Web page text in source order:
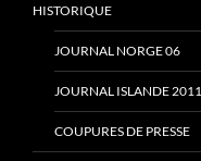
HISTORIQUE
JOURNAL NORGE 06
JOURNAL ISLANDE 2011
COUPURES DE PRESSE